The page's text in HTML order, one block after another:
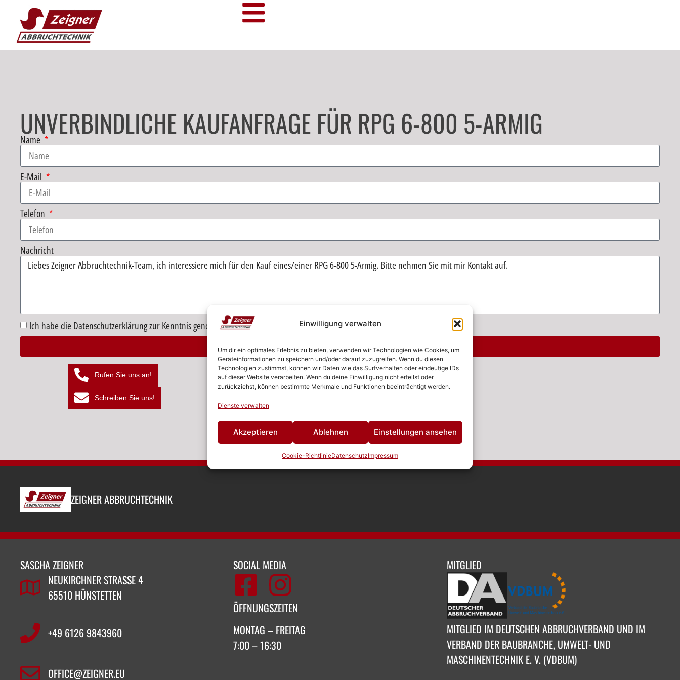
Einwilligung verwalten
Um dir ein optimales Erlebnis zu bieten, verwenden wir Technologien wie Cookies, um
Geräteinformationen zu speichern und/oder darauf zuzugreifen. Wenn du diesen
Technologien zustimmst, können wir Daten wie das Surfverhalten oder eindeutige IDs
auf dieser Website verarbeiten. Wenn du deine Einwilligung nicht erteilst oder
zurückziehst, können bestimmte Merkmale und Funktionen beeinträchtigt werden.
Dienste verwalten
Akzeptieren Ablehnen Einstellungen ansehen
Cookie-RichtlinieDatenschutzImpressum
UNVERBINDLICHE KAUFANFRAGE FÜR RPG 6-800 5-ARMIG
Name
E-Mail
Telefon
Nachricht
Ich habe die Datenschutzerklärung zur Kenntnis genommen.*
SENDEN
ZURÜCK
ZEIGNER ABBRUCHTECHNIK
SASCHA ZEIGNER
NEUKIRCHNER STRASSE 4
65510 HÜNSTETTEN
+49 6126 9843960‬
OFFICE@ZEIGNER.EU
SOCIAL MEDIA
ÖFFNUNGSZEITEN
MONTAG – FREITAG
7:00 – 16:30
MITGLIED
MITGLIED IM DEUTSCHEN ABBRUCHVERBAND UND IM
VERBAND DER BAUBRANCHE, UMWELT- UND
MASCHINENTECHNIK E. V. (VDBUM)
Rufen Sie uns an!
Schreiben Sie uns!